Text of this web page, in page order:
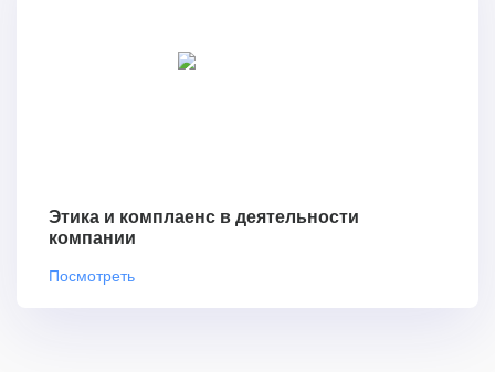
Этика и комплаенс в деятельности
компании
Посмотреть